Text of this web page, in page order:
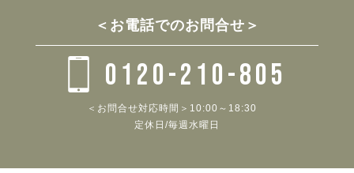
＜お電話でのお問合せ＞
0120-210-805
＜お問合せ対応時間＞10:00～18:30
定休日/毎週水曜日